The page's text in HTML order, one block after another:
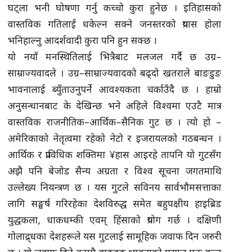
घट्ला भनी घोषणा गर्नु कच्चो कुरा हुनेछ । इतिहासको
वास्तविक गतिलाई धकेल्न सक्ने जनस्तरको प्रयास होला
भनिहाल्नु आदर्शवादी कुरा पनि हुन सक्छ ।
यो नयाँ मनस्थितिलाई भित्रैबाट मलजल गर्दै छ उग्र–
साम्राज्यवादले । उग्र–साम्राज्यवादको बढ्दो खतराले बाङडुङ
भावनालाई ब्युँताउनुपर्ने आवश्यकता चर्काउँदै छ । हाम्रो
अनुसन्धानबाट के देखिन्छ भने अहिले विश्वमा एउटै मात्र
वास्तविक राजनीतिक–आर्थिक–सैनिक गुट छ । त्यो हो –
अमेरिकाको नेतृत्वमा रहेको नेटो र इजरायलको गठबन्धन ।
आर्थिक र प्राविधिक शक्तिमा ¥हास आइरहे तापनि यो गुटसँग
अझै पनि बेजोड सैन्य अग्रता र विश्व सूचना जगतमाथि
उल्लेख्य नियन्त्रण छ । यस गुटले सविनय सार्वभौमसत्ताका
लागि सङ्घर्ष गरिरहेका देशविरुद्ध समेत बहुपक्षीय हाइब्रिड
युद्धकला, धाकधम्की एवम् हिंसाको प्रयोग गर्छ । दक्षिणी
गोलाद्र्धका देशहरूले यस गुटलाई सामूहिक जवाफ दिन जरुरी